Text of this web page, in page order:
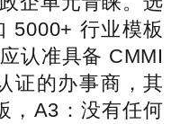
5000+ 行业模板
认准具备 CMMI
证的办事商，其
，A3：没有任何